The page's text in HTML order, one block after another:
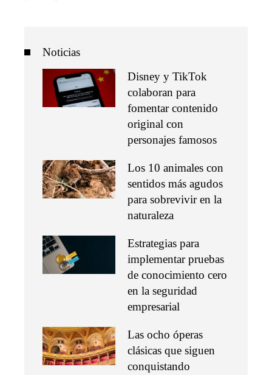
Noticias
Disney y TikTok
colaboran para
fomentar contenido
original con
personajes famosos
Los 10 animales con
sentidos más agudos
para sobrevivir en la
naturaleza
Estrategias para
implementar pruebas
de conocimiento cero
en la seguridad
empresarial
Las ocho óperas
clásicas que siguen
conquistando